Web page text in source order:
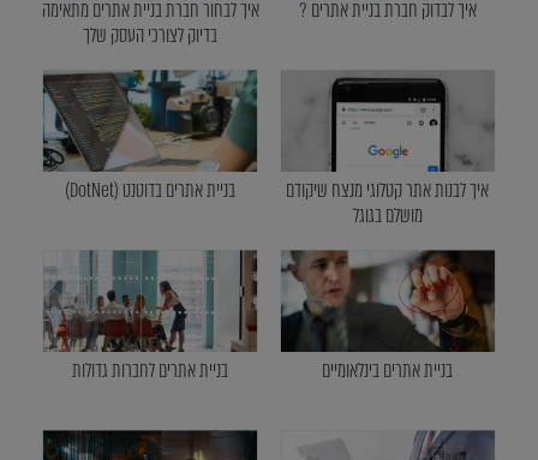
איך לבדוק חברת בניית אתרים ?
איך לבחור חברת בניית אתרים מתאימה
בדיוק לצורכי העסק שלך
איך לבנות אתר קטלוגי מנצח שיקודם
מושלם בגוגל
בניית אתרים בדוטנט (DotNet)
בניית אתרים בינלאומיים בניית אתרים לחברות גדולות